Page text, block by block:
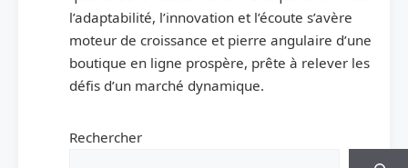
l’adaptabilité, l’innovation et l’écoute s’avère
moteur de croissance et pierre angulaire d’une
boutique en ligne prospère, prête à relever les
défis d’un marché dynamique.
Rechercher